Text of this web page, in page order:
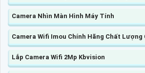
Camera Nhìn Màn Hình Máy Tính
Camera Wifi Imou Chính Hãng Chất Lượng
Lắp Camera Wifi 2Mp Kbvision